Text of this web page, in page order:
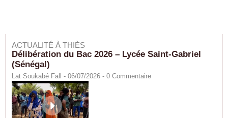
ACTUALITÉ À THIÈS
Délibération du Bac 2026 – Lycée Saint-Gabriel
(Sénégal)
Lat Soukabé Fall - 06/07/2026 - 0 Commentaire